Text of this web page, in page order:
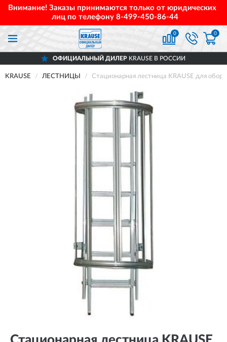
Внимание! Заказы принимаются только от юридических
лиц по телефону 8-499-450-86-44
0 0
ОФИЦИАЛЬНЫЙ ДИЛЕРKRAUSE В РОССИИ
KRAUSE ЛЕСТНИЦЫ Стационарная лестница KRAUSE для